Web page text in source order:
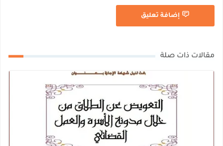
إضافة تعليق
مقالات ذات صلة